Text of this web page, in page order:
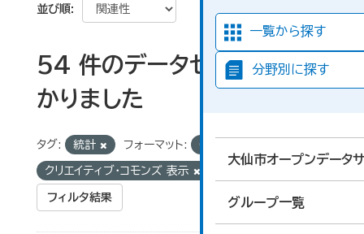
一覧から探す
分野別に探す
大仙市オープンデータ
グループ一覧
並び順
54 件のデータセットが見つ
かりました
タグ: 統計 フォーマット: CSV
クリエイティブ・コモンズ 表示
フィルタ結果